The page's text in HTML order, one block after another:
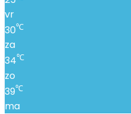
vr
30℃
za
34℃
zo
39℃
ma